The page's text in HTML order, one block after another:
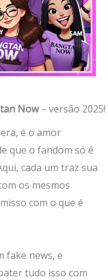
Now– versão 2025!
é o amor
que o fandom só é
cada um traz sua
os mesmos
com o que é
fake news, e
tudo isso com